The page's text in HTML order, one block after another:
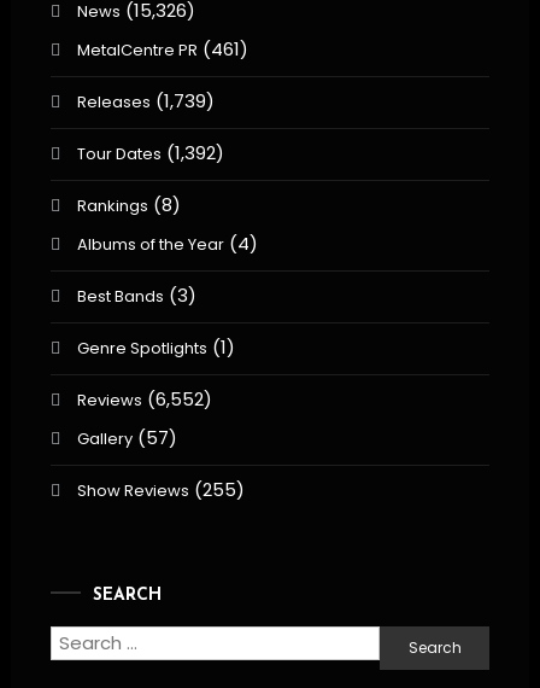
News (15,326)
MetalCentre PR (461)
Releases (1,739)
Tour Dates (1,392)
Rankings (8)
Albums of the Year(4)
Best Bands (3)
Genre Spotlights (1)
Reviews (6,552)
Gallery(57)
Show Reviews (255)
SEARCH
Search
for: